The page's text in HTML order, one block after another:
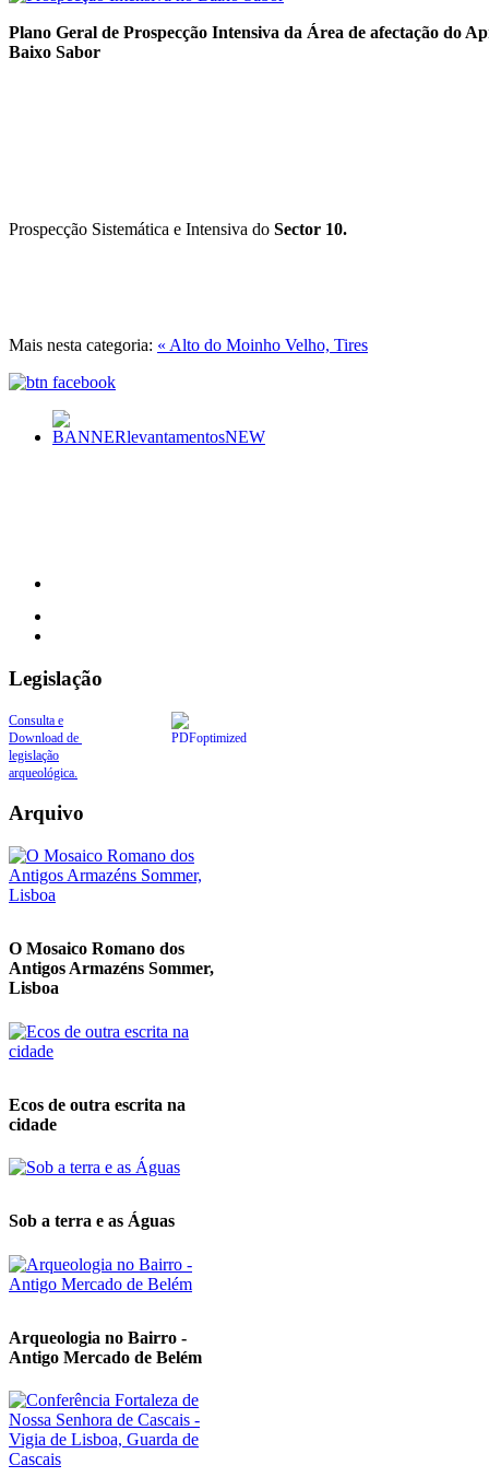
Plano Geral de Prospecção Intensiva da Área de afectação do
Baixo Sabor
Prospecção Sistemática e Intensiva do Sector 10.
Mais nesta categoria: « Alto do Moinho Velho, Tires
Legislação
Consulta e
Download de
legislação
arqueológica.
Arquivo
O Mosaico Romano dos
Antigos Armazéns Sommer,
Lisboa
Ecos de outra escrita na
cidade
Sob a terra e as Águas
Arqueologia no Bairro -
Antigo Mercado de Belém